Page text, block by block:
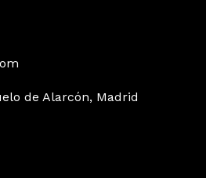
de Alarcón, Madrid